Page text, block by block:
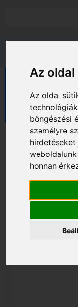
Az
Az oldal
böngészési
személyre
hirdetéseket
honnan
Fű- és
Akkus